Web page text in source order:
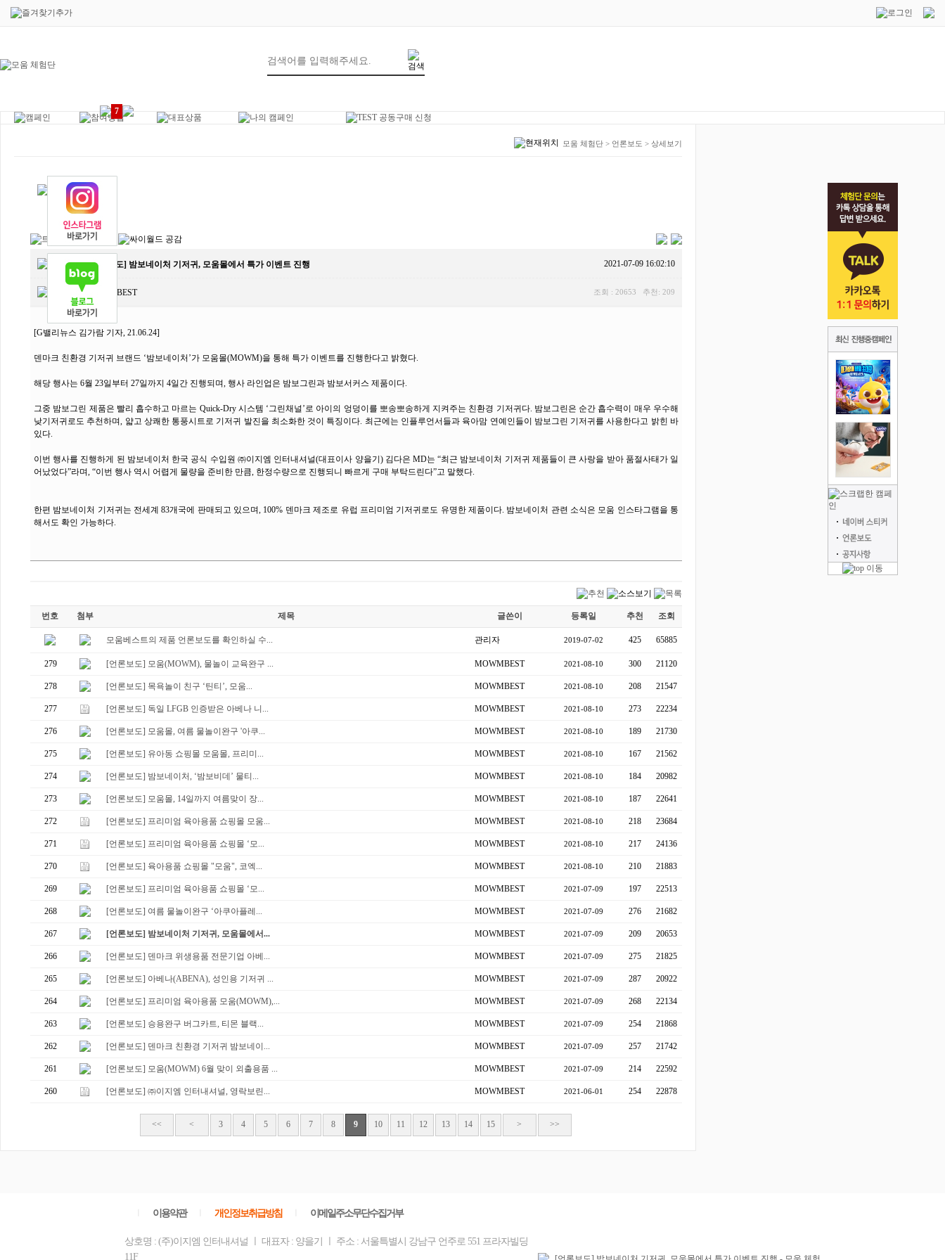
7
모움 체험단 > 언론보도 > 상세보기
제목 [언론보도] 밤보네이처 기저귀, 모움몰에서 특가 이벤트 진행 2021-07-09 16:02:10
MOWMBEST 조회 : 20653 추천: 209
[G밸리뉴스 김가람 기자, 21.06.24]
덴마크 친환경 기저귀 브랜드 ‘밤보네이처’가 모움몰(MOWM)을 통해 특가 이벤트를 진행한다고 밝혔다.
해당 행사는 6월 23일부터 27일까지 4일간 진행되며, 행사 라인업은 밤보그린과 밤보서커스 제품이다.
그중 밤보그린 제품은 빨리 흡수하고 마르는 Quick-Dry 시스템 ‘그린채널’로 아이의 엉덩이를 뽀송뽀송하게 지켜주는 친환경 기저귀다. 밤보그린은 순간 흡수력이 매우 우수해
낮기저귀로도 추천하며, 얇고 상쾌한 통풍시트로 기저귀 발진을 최소화한 것이 특징이다. 최근에는 인플루언서들과 육아맘 연예인들이 밤보그린 기저귀를 사용한다고 밝힌 바
있다.
이번 행사를 진행하게 된 밤보네이처 한국 공식 수입원 ㈜이지엠 인터내셔널(대표이사 양을기) 김다은 MD는 “최근 밤보네이처 기저귀 제품들이 큰 사랑을 받아 품절사태가 일
어났었다”라며, “이번 행사 역시 어렵게 물량을 준비한 만큼, 한정수량으로 진행되니 빠르게 구매 부탁드린다”고 말했다.
한편 밤보네이처 기저귀는 전세계 83개국에 판매되고 있으며, 100% 덴마크 제조로 유럽 프리미엄 기저귀로도 유명한 제품이다. 밤보네이처 관련 소식은 모움 인스타그램을 통
해서도 확인 가능하다.
번호 첨부 제목 글쓴이 등록일 추천 조회
모움베스트의 제품 언론보도를 확인하실 수... 관리자 2019-07-02 425 65885
279 [언론보도] 모움(MOWM), 물놀이 교육완구 ... MOWMBEST 2021-08-10 300 21120
278 [언론보도] 목욕놀이 친구 ‘틴티’, 모움... MOWMBEST 2021-08-10 208 21547
277 [언론보도] 독일 LFGB 인증받은 아베나 니... MOWMBEST 2021-08-10 273 22234
276 [언론보도] 모움몰, 여름 물놀이완구 '아쿠... MOWMBEST 2021-08-10 189 21730
275 [언론보도] 유아동 쇼핑몰 모움몰, 프리미... MOWMBEST 2021-08-10 167 21562
274 [언론보도] 밤보네이처, ‘밤보비데’ 물티... MOWMBEST 2021-08-10 184 20982
273 [언론보도] 모움몰, 14일까지 여름맞이 장... MOWMBEST 2021-08-10 187 22641
272 [언론보도] 프리미엄 육아용품 쇼핑몰 모움... MOWMBEST 2021-08-10 218 23684
271 [언론보도] 프리미엄 육아용품 쇼핑몰 ‘모... MOWMBEST 2021-08-10 217 24136
270 [언론보도] 육아용품 쇼핑몰 "모움", 코엑... MOWMBEST 2021-08-10 210 21883
269 [언론보도] 프리미엄 육아용품 쇼핑몰 ‘모... MOWMBEST 2021-07-09 197 22513
268 [언론보도] 여름 물놀이완구 ‘아쿠아플레... MOWMBEST 2021-07-09 276 21682
267 [언론보도] 밤보네이처 기저귀, 모움몰에서... MOWMBEST 2021-07-09 209 20653
266 [언론보도] 덴마크 위생용품 전문기업 아베... MOWMBEST 2021-07-09 275 21825
265 [언론보도] 아베나(ABENA), 성인용 기저귀 ... MOWMBEST 2021-07-09 287 20922
264 [언론보도] 프리미엄 육아용품 모움(MOWM),... MOWMBEST 2021-07-09 268 22134
263 [언론보도] 승용완구 버그카트, 티몬 블랙... MOWMBEST 2021-07-09 254 21868
262 [언론보도] 덴마크 친환경 기저귀 밤보네이... MOWMBEST 2021-07-09 257 21742
261 [언론보도] 모움(MOWM) 6월 맞이 외출용품 ... MOWMBEST 2021-07-09 214 22592
260 [언론보도] ㈜이지엠 인터내셔널, 영락보린... MOWMBEST 2021-06-01 254 22878
<< < 3 4 5 6 7 8 9 10 11 12 13 14 15 > >>
이용약관 개인정보취급방침 이메일주소무단수집거부
상호명 : (주)이지엠 인터내셔널 ㅣ 대표자 : 양을기 ㅣ 주소 : 서울특별시 강남구 언주로 551 프라자빌딩
11F